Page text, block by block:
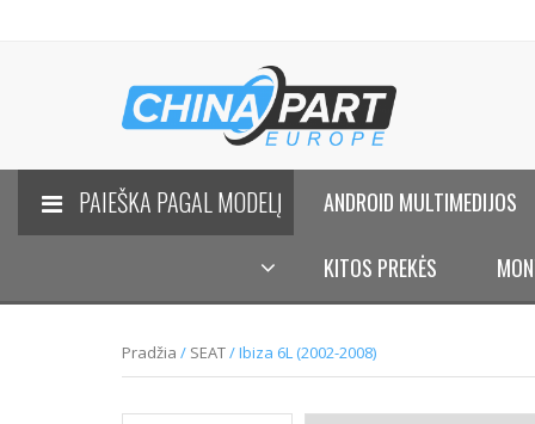
PAIEŠKA PAGAL MODELĮ ANDROID MULTIMEDIJOS
KITOS PREKĖS
Pradžia / SEAT/ Ibiza 6L (2002-2008)